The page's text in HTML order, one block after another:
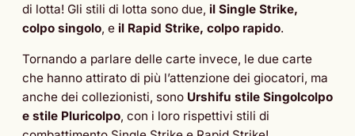
di lotta! Gli stili di lotta sono due, il Single Strike,
colpo singolo, e il Rapid Strike, colpo rapido.
Tornando a parlare delle carte invece, le due carte
che hanno attirato di più l’attenzione dei giocatori, ma
anche dei collezionisti, sono Urshifu stile Singolcolpo
e stile Pluricolpo, con i loro rispettivi stili di